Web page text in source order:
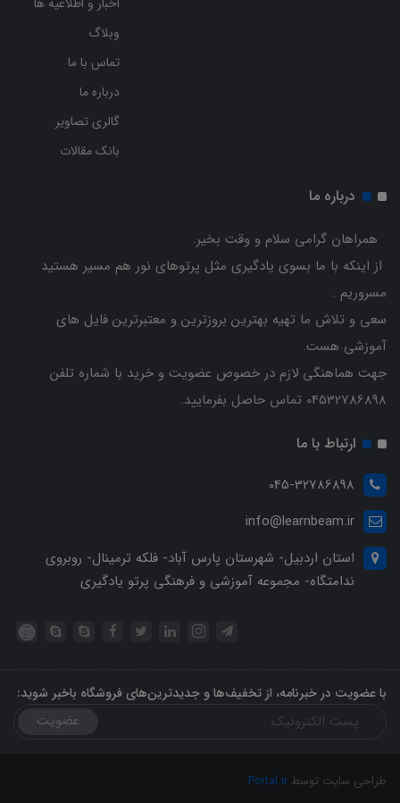
وبلاگ
تماس با ما
درباره ما
گالری تصاویر
بانک مقالات
درباره ما
همراهان گرامی سلام و وقت بخیر.
از اینکه با ما بسوی یادگیری مثل پرتوهای نور هم مسیر هستید
مسروریم .
سعی و تلاش ما تهیه بهترین بروزترین و معتبرترین فایل های
آموزشی هست.
جهت هماهنگی لازم در خصوص عضویت و خرید با شماره تلفن
04532786898 تماس حاصل بفرمایید.
ارتباط با ما
045-32786898
info@learnbeam.ir
استان اردبیل- شهرستان پارس آباد- فلکه ترمینال- روبروی
ندامتگاه- مجموعه آموزشی و فرهنگی پرتو یادگیری
با عضویت در خبرنامه، از تخفیف‌ها و جدیدترین‌های فروشگاه باخبر شوید:
عضویت
طراحی سایت توسط Portal.ir